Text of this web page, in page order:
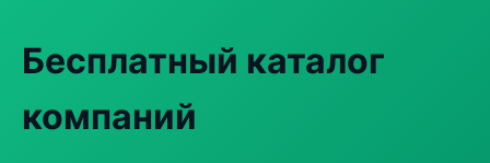
Бесплатный каталог
компаний